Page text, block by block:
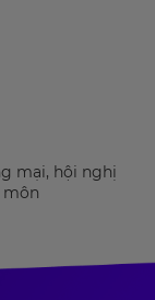
mại, hội nghị
môn